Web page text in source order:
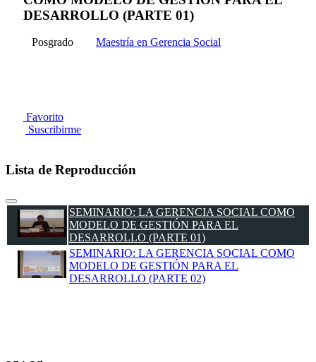
DESARROLLO (PARTE 01)
Posgrado Maestría en Gerencia Social
Favorito
Suscribirme
Lista de Reproducción
SEMINARIO: LA GERENCIA SOCIAL COMO
MODELO DE GESTIÓN PARA EL
DESARROLLO (PARTE 01)
SEMINARIO: LA GERENCIA SOCIAL COMO
MODELO DE GESTIÓN PARA EL
DESARROLLO (PARTE 02)